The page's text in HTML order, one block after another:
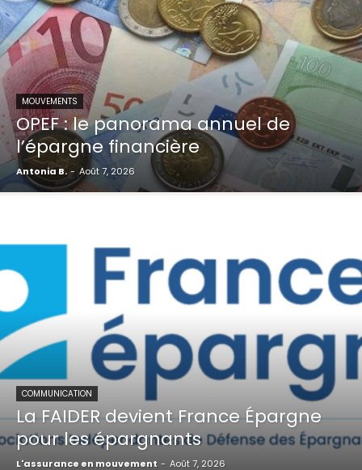
MOUVEMENTS
OPEF : le panorama annuel de
l’épargne financière
Antonia B. - Août 7, 2026
COMMUNICATION
La FAIDER devient France Épargne
pour les épargnants
L'assurance en mouvement - Août 7, 2026